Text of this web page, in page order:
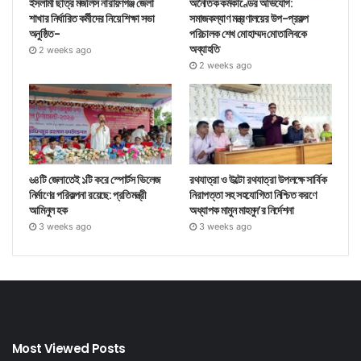
ইসলামী ছাত্র মজলিস নারায়ণগঞ্জ জেলা
শাখার নির্ধারিত কর্মীদের নিয়ে শিক্ষা সভা
অনুষ্ঠিত-
2 weeks ago
অনৈতিক কর্মকাণ্ডের অভিযোগ:
সমাজকল্যাণ মন্ত্রণালয়ের উপ-প্রকল্প
পরিচালক শেখ মোহাম্মদ মোতালিবকে
অব্যাহতি
2 weeks ago
৬৪টি জেলাতেই ১টি করে স্পোর্টস ভিলেজ
নির্মাণের পরিকল্পনা রয়েছে: প্রতিমন্ত্রী
আমিনুল হক
3 weeks ago
রথযাত্রা ও উল্টো রথযাত্রা উপলক্ষে সার্বিক
নিরাপত্তা সহ সহযোগিতা নিশ্চিত করণে
অধ্যাপক মামুন মাহমুদ’র নির্দেশনা
3 weeks ago
Most Viewed Posts